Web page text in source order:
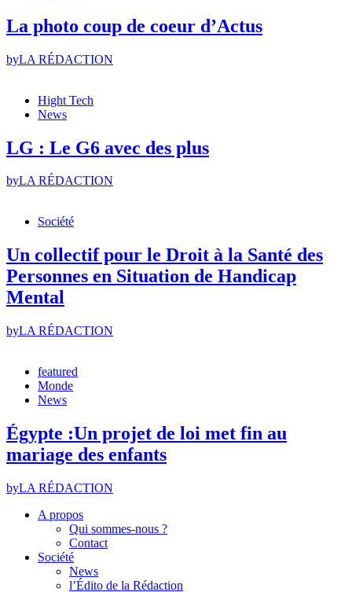
La photo coup de coeur d’Actus
byLA RÉDACTION
Hight Tech
News
LG : Le G6 avec des plus
byLA RÉDACTION
Société
Un collectif pour le Droit à la Santé des
Personnes en Situation de Handicap
Mental
byLA RÉDACTION
featured
Monde
News
Égypte :Un projet de loi met fin au
mariage des enfants
byLA RÉDACTION
A propos
Qui sommes-nous ?
Contact
Société
News
l’Édito de la Rédaction